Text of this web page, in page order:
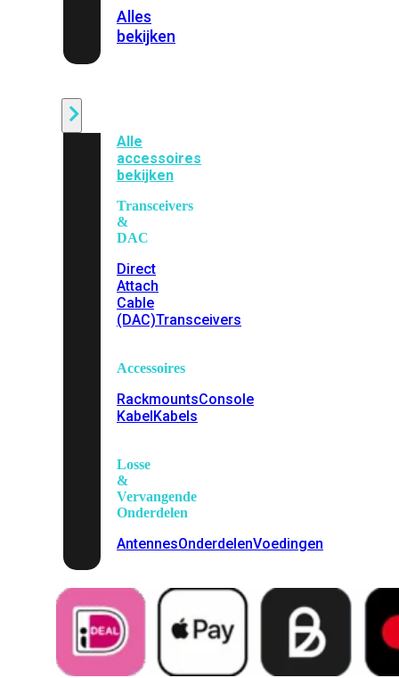
Alles
bekijken
Alle
accessoires
bekijken
Transceivers
&
DAC
Direct
Attach
Cable
(DAC)Transceivers
Accessoires
RackmountsConsole
KabelKabels
Losse
&
Vervangende
Onderdelen
AntennesOnderdelenVoedingen